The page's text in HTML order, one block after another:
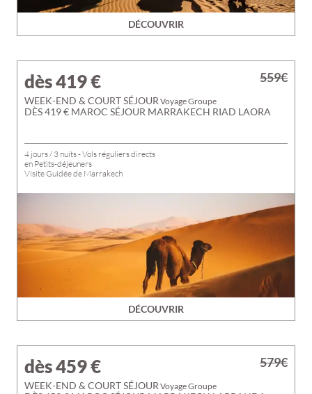
DÉCOUVRIR
dès 419€
WEEK-END & COURT SÉJOUR Voyage Groupe
DÈS 419 € MAROC SÉJOUR MARRAKECH RIAD LAORA
4 jours / 3 nuits - Vols réguliers directs
en Petits-déjeuners
Visite Guidée de Marrakech
DÉCOUVRIR
559€
dès 459€
WEEK-END & COURT SÉJOUR Voyage Groupe
579€